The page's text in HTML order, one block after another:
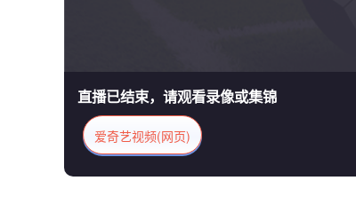
直播已结束，请观看录像或集锦
爱奇艺视频(网页)